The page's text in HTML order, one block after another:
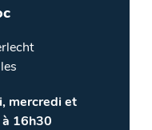
mercredi et
16h30